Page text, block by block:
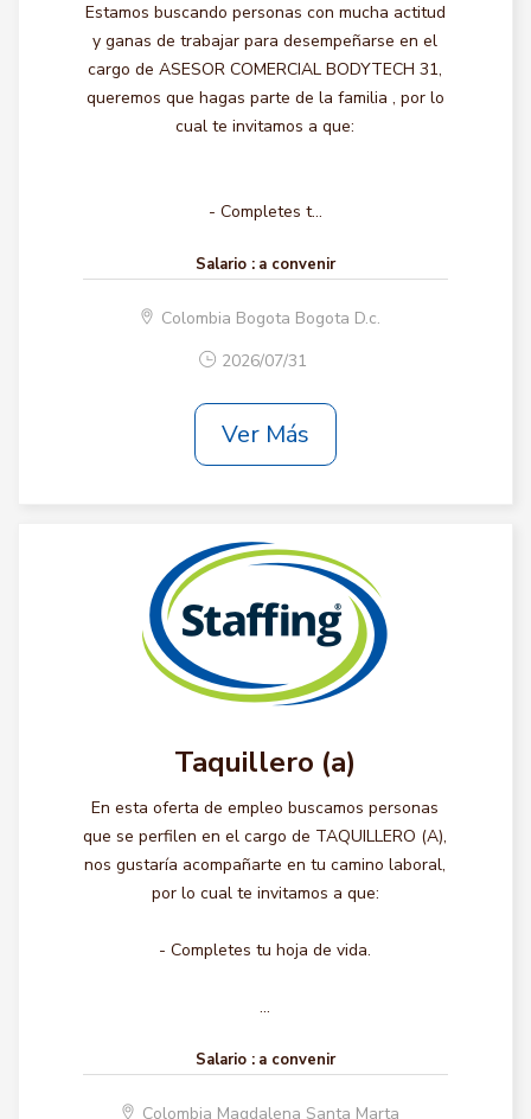
Estamos buscando personas con mucha actitud
y ganas de trabajar para desempeñarse en el
cargo de ASESOR COMERCIAL BODYTECH 31,
queremos que hagas parte de la familia , por lo
cual te invitamos a que:
- Completes t...
Salario : a convenir
Colombia Bogota Bogota D.c.
2026/07/31
Ver Más
Taquillero (a)
En esta oferta de empleo buscamos personas
que se perfilen en el cargo de TAQUILLERO (A),
nos gustaría acompañarte en tu camino laboral,
por lo cual te invitamos a que:
- Completes tu hoja de vida.
...
Salario : a convenir
Colombia Magdalena Santa Marta